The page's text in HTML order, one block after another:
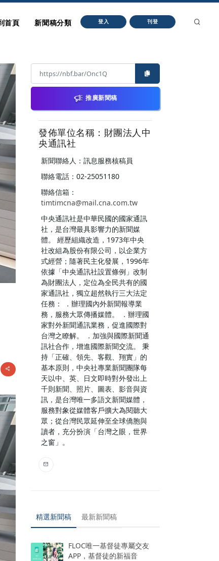
首頁 新聞稿分類 登入 刊登
推廣新聞稿
發佈單位名稱：財團法人中
央通訊社
新聞聯絡人：訊息服務核稿員
聯絡電話：02-25051180
聯絡信箱：
timtimcna@mail.cna.com.tw
中央通訊社是中華民國的國家通訊
社，是台灣最具影響力的新聞媒
體。 經歷組織改造，1973年中央
社改組為股份有限公司，以企業方
式經營；隨著民主化發展，1996年
依據「中央通訊社設置條例」改制
為財團法人，定位為全民共有的國
家通訊社，獨立超然執行三大法定
任務： ．辦理國內外新聞報導業
務，服務大眾傳播媒體。 ．辦理國
家對外新聞通訊業務，促進國際對
台灣之瞭解。 ．加強與國際新聞通
訊社合作，增進國際新聞交流。 秉
持「正確、領先、客觀、翔實」的
基本原則，中央社專業新聞團隊每
天以中、英、日文即時對外發出上
千則新聞、照片、圖表、影音與資
訊，是台灣唯一多語文新聞媒體，
服務對象從媒體客戶擴大為閱聽大
眾；從台灣民眾延伸至全球僑胞與
讀者，充分扮演「台灣之眼，世界
之窗」。
精選新聞稿 最新新聞稿
FLOC唯一基督徒專屬交友
APP，基督徒的新福音